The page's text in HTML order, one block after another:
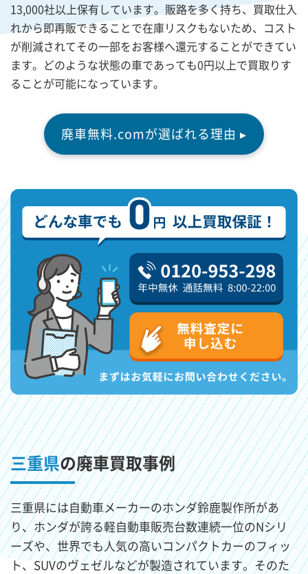
13,000社以上保有しています。販路を多く持ち、買取仕入
れから即再販できることで在庫リスクもないため、コスト
が削減されてその一部をお客様へ還元することができてい
ます。どのような状態の車であっても0円以上で買取りす
ることが可能になっています。
廃車無料.comが選ばれる理由 ▸
三重県の廃車買取事例
三重県には自動車メーカーのホンダ鈴鹿製作所があ
り、ホンダが誇る軽自動車販売台数連続一位のNシリ
ーズや、世界でも人気の高いコンパクトカーのフィッ
ト、SUVのヴェゼルなどが製造されています。そのた